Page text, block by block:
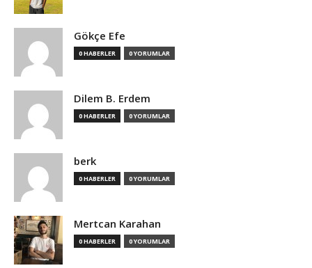
Gökçe Efe
0 HABERLER 0 YORUMLAR
Dilem B. Erdem
0 HABERLER 0 YORUMLAR
berk
0 HABERLER 0 YORUMLAR
Mertcan Karahan
0 HABERLER 0 YORUMLAR